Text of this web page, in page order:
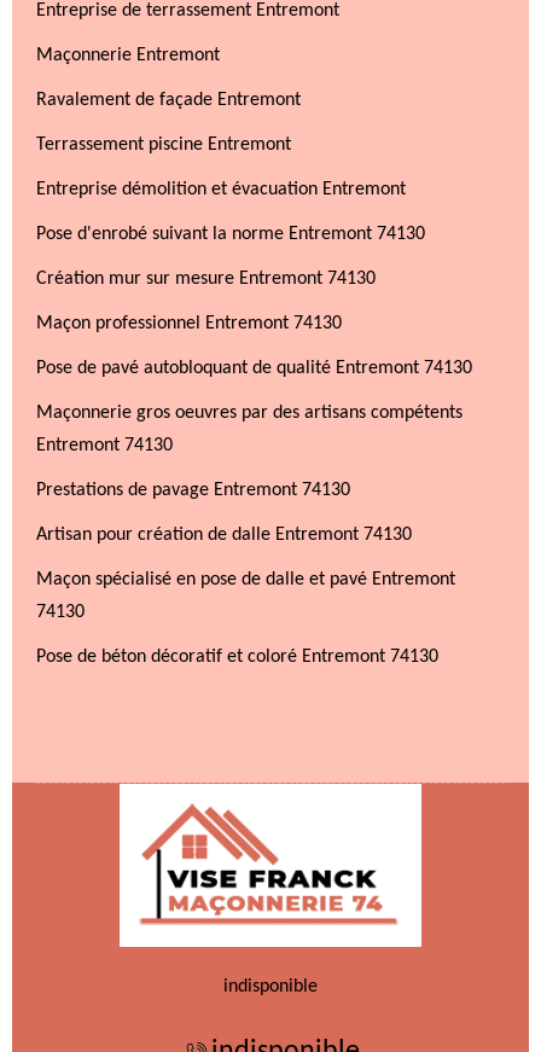
Entreprise de terrassement Entremont
Maçonnerie Entremont
Ravalement de façade Entremont
Terrassement piscine Entremont
Entreprise démolition et évacuation Entremont
Pose d'enrobé suivant la norme Entremont 74130
Création mur sur mesure Entremont 74130
Maçon professionnel Entremont 74130
Pose de pavé autobloquant de qualité Entremont 74130
Maçonnerie gros oeuvres par des artisans compétents
Entremont 74130
Prestations de pavage Entremont 74130
Artisan pour création de dalle Entremont 74130
Maçon spécialisé en pose de dalle et pavé Entremont
74130
Pose de béton décoratif et coloré Entremont 74130
indisponible